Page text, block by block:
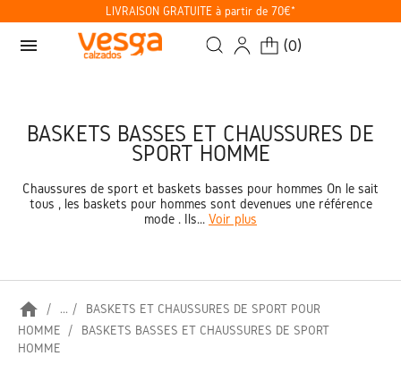
LIVRAISON GRATUITE à partir de 70€*
menu (0)
BASKETS BASSES ET CHAUSSURES DE
SPORT HOMME
Chaussures de sport et baskets basses pour hommes On le sait
tous , les baskets pour hommes sont devenues une référence
mode . Ils... Voir plus
home ...
BASKETS ET CHAUSSURES DE SPORT POUR
HOMME
BASKETS BASSES ET CHAUSSURES DE SPORT
HOMME